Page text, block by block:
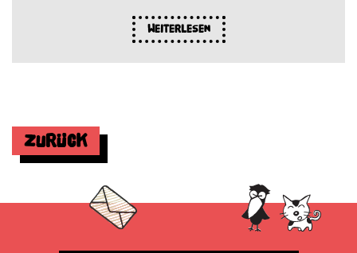
Weiterlesen
Zurück